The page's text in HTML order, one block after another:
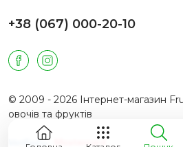
+38 (067) 000-20-10
© 2009 - 2026 Інтернет-магазин
овочів та фруктів